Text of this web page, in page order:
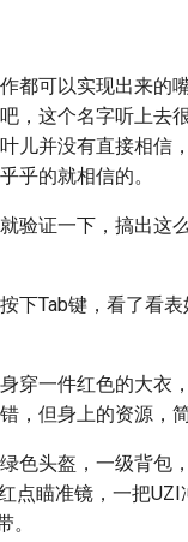
都可以实现出来的
，这个名字听上去
儿并没有直接相信
乎的就相信的。
验证一下，搞出这
下Tab键，看了看
穿一件红色的大衣
，但身上的资源，
色头盔，一级背包
点瞄准镜，一把
。